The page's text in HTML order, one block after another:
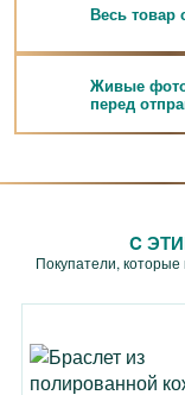
Весь товар
Живые
перед
C
Покупатели,